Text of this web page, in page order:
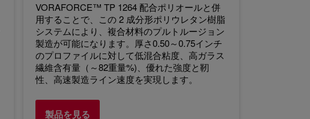
VORAFORCE™ TP 1264 配合ポリオールと併
用することで、この 2 成分形ポリウレタン樹脂
システムにより、複合材料のプルトルージョン
製造が可能になります。厚さ0.50～0.75インチ
のプロファイルに対して低混合粘度、高ガラス
繊維含有量（～82重量%)、優れた強度と靭
性、高速製造ライン速度を実現します。
製品を見る